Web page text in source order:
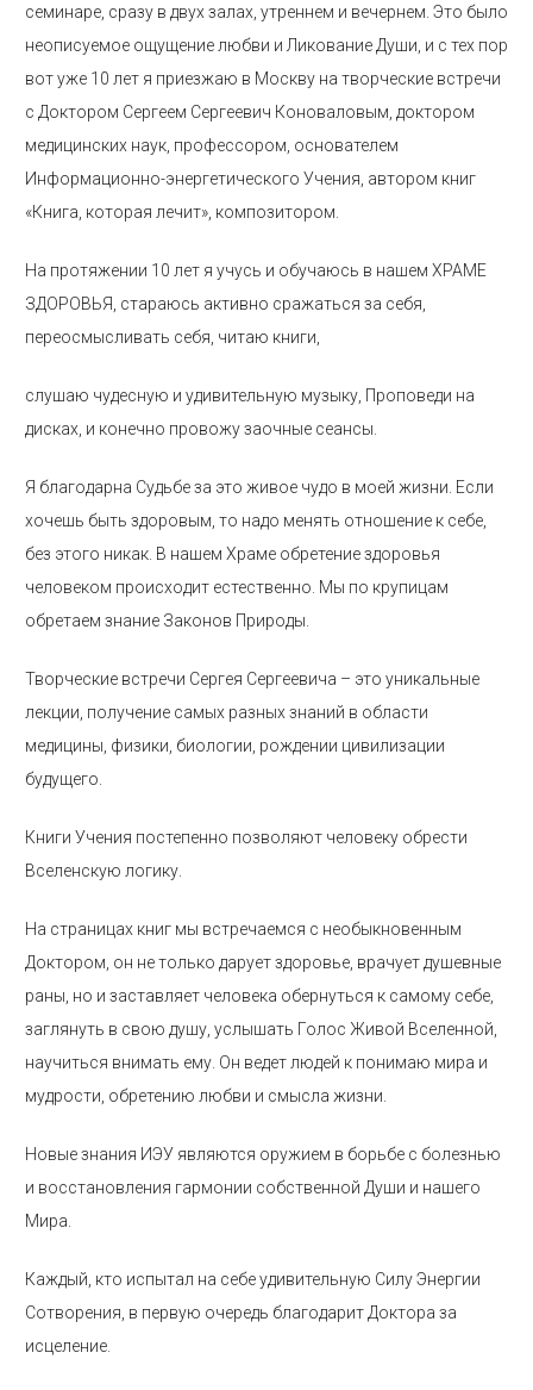
семинаре, сразу в двух залах, утреннем и вечернем. Это было
неописуемое ощущение любви и Ликование Души, и с тех пор
вот уже 10 лет я приезжаю в Москву на творческие встречи
с Доктором Сергеем Сергеевич Коноваловым, доктором
медицинских наук, профессором, основателем
Информационно-энергетического Учения, автором книг
«Книга, которая лечит», композитором.
На протяжении 10 лет я учусь и обучаюсь в нашем ХРАМЕ
ЗДОРОВЬЯ, стараюсь активно сражаться за себя,
переосмысливать себя, читаю книги,
слушаю чудесную и удивительную музыку, Проповеди на
дисках, и конечно провожу заочные сеансы.
Я благодарна Судьбе за это живое чудо в моей жизни. Если
хочешь быть здоровым, то надо менять отношение к себе,
без этого никак. В нашем Храме обретение здоровья
человеком происходит естественно. Мы по крупицам
обретаем знание Законов Природы.
Творческие встречи Сергея Сергеевича – это уникальные
лекции, получение самых разных знаний в области
медицины, физики, биологии, рождении цивилизации
будущего.
Книги Учения постепенно позволяют человеку обрести
Вселенскую логику.
На страницах книг мы встречаемся с необыкновенным
Доктором, он не только дарует здоровье, врачует душевные
раны, но и заставляет человека обернуться к самому себе,
заглянуть в свою душу, услышать Голос Живой Вселенной,
научиться внимать ему. Он ведет людей к понимаю мира и
мудрости, обретению любви и смысла жизни.
Новые знания ИЭУ являются оружием в борьбе с болезнью
и восстановления гармонии собственной Души и нашего
Мира.
Каждый, кто испытал на себе удивительную Силу Энергии
Сотворения, в первую очередь благодарит Доктора за
исцеление.